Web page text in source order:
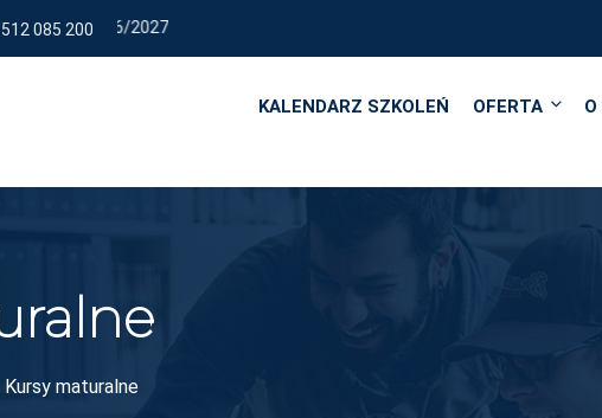
512 085 200 REALIZUJEMY KURSY
KALENDARZ SZKOLEŃ OFERTA O
Kursy maturalne